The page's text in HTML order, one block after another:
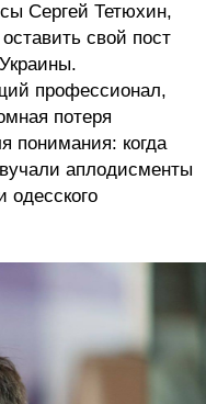
Сергей Тетюхин,
оставить свой пост
профессионал,
потеря
понимания: когда
аплодисменты